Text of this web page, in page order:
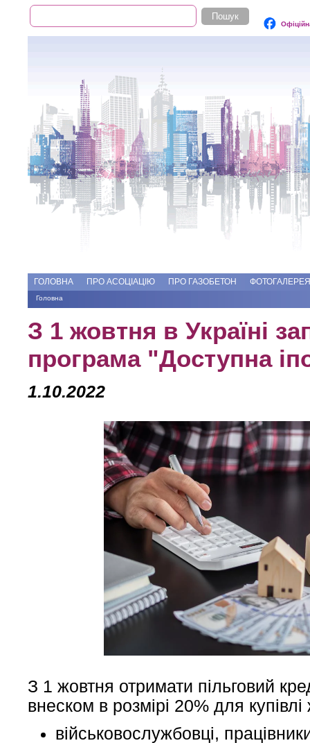
Пошукова форма
Пошук
ГОЛОВНА ПРО АСОЦІАЦІЮ ПРО ГАЗОБЕТОН ФОТОГАЛЕРЕЯ
Ви є тут
Головна
З 1 жовтня в Україні
програма "Доступна
1.10.2022
З 1 жовтня отримати пільговий
внеском в розмірі 20% для
військовослужбовці,